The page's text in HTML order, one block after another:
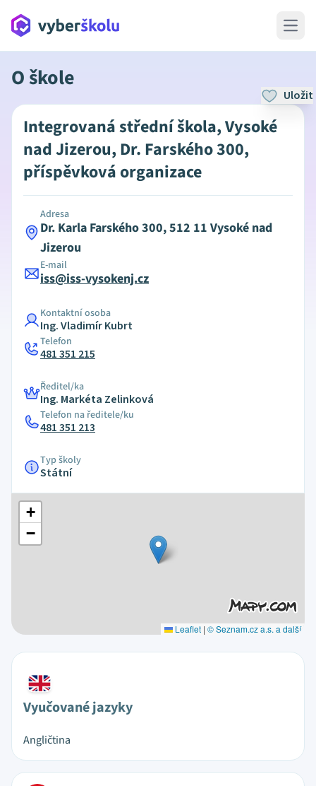
Open
O škole
Uložit
Integrovaná střední škola, Vysoké
nad Jizerou, Dr. Farského 300,
příspěvková organizace
Adresa
Dr. Karla Farského 300, 512 11 Vysoké nad
Jizerou
E-mail
iss@iss-vysokenj.cz
Kontaktní osoba
Ing. Vladimír Kubrt
Telefon
481 351 215
Ředitel/ka
Ing. Markéta Zelinková
Telefon na ředitele/ku
481 351 213
Typ školy
Státní
+
−
Leaflet | © Seznam.cz a.s. a další
Vyučované jazyky
Angličtina